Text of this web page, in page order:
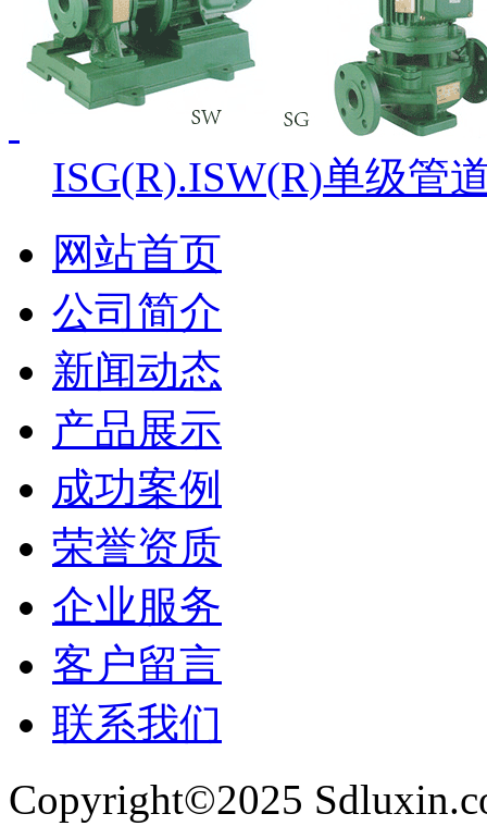
ISG(R).ISW(R)单级管
网站首页
公司简介
新闻动态
产品展示
成功案例
荣誉资质
企业服务
客户留言
联系我们
Copyright©2025